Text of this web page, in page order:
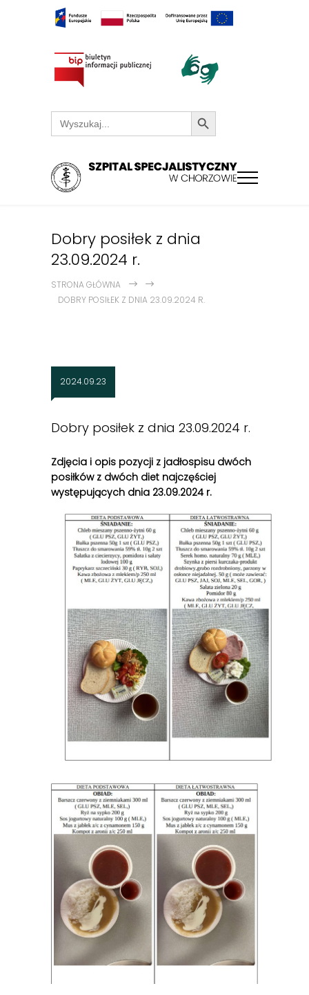
Search
for:
Search Button
Dobry posiłek z dnia
23.09.2024 r.
STRONA GŁÓWNA
DOBRY POSIŁEK Z DNIA 23.09.2024 R.
2024.09.23
Dobry posiłek z dnia 23.09.2024 r.
Zdjęcia i opis pozycji z jadłospisu dwóch
posiłków z dwóch diet najczęściej
występujących dnia 23.09.2024 r.